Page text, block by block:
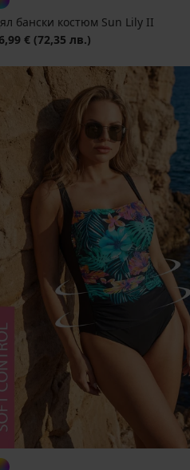
бански костюм Sun Lily II
€ (72,35 лв.)